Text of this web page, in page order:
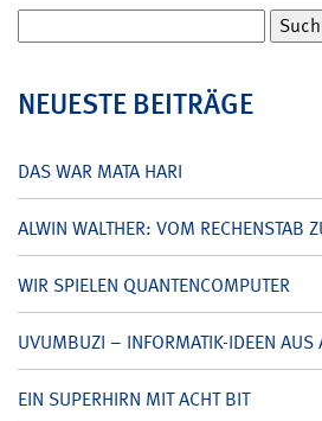
nach:
NEUESTE BEITRÄGE
DAS WAR MATA HARI
ALWIN WALTHER: VOM RECHENSTAB
WIR SPIELEN QUANTENCOMPUTER
UVUMBUZI – INFORMATIK-IDEEN AUS
EIN SUPERHIRN MIT ACHT BIT